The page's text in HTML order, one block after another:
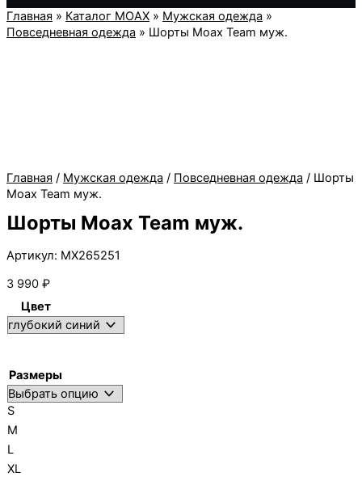
Главная » Каталог MOAX » Мужская одежда »
Повседневная одежда » Шорты Moax Team муж.
Главная / Мужская одежда / Повседневная одежда / Шорты
Moax Team муж.
Шорты Moax Team муж.
Артикул: MX265251
3 990 ₽
Цвет
Размеры
S
M
L
XL